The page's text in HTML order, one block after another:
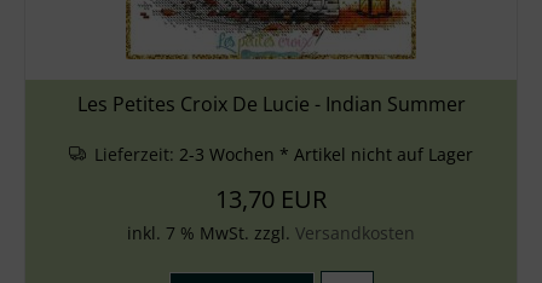
Les Petites Croix De Lucie - Indian Summer
Lieferzeit: 2-3 Wochen * Artikel nicht auf Lager
13,70 EUR
inkl. 7 % MwSt. zzgl. Versandkosten